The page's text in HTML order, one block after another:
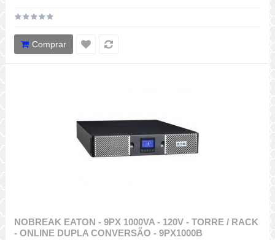
Comprar
NOBREAK EATON - 9PX 1000VA - 120V - TORRE / RACK
- ONLINE DUPLA CONVERSÃO - 9PX1000B